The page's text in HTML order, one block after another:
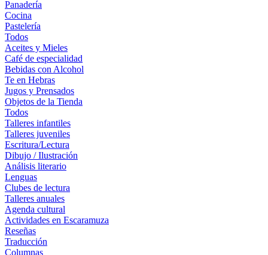
Panadería
Cocina
Pastelería
Todos
Aceites y Mieles
Café de especialidad
Bebidas con Alcohol
Te en Hebras
Jugos y Prensados
Objetos de la Tienda
Todos
Talleres infantiles
Talleres juveniles
Escritura/Lectura
Dibujo / Ilustración
Análisis literario
Lenguas
Clubes de lectura
Talleres anuales
Agenda cultural
Actividades en Escaramuza
Reseñas
Traducción
Columnas